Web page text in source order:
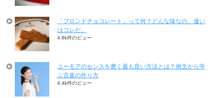
「ブロンドチョコレート」って何？どんな味なの、違い
はコレだ。
4.8k件のビュー
ユーモアのセンスを磨く最も良い方法とは？例文から学
ぶ言葉の作り方
4.4k件のビュー